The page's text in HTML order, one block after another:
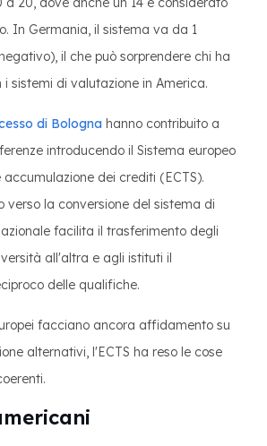
In Germania, il sistema va da 1
il che può sorprendere chi ha
sistemi di valutazione in America.
di Bologna hanno contribuito a
introducendo il Sistema europeo
dei crediti (ECTS).
verso la conversione del sistema di
facilita il trasferimento degli
all'altra e agli istituti il
delle qualifiche.
facciano ancora affidamento su
alternativi, l'ECTS ha reso le cose